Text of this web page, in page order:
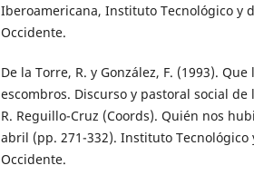
Iberoamericana, Instituto Tecnológico y
Occidente.
De la Torre, R. y González, F. (1993).
escombros. Discurso y pastoral social de
R. Reguillo-Cruz (Coords). Quién nos
abril (pp. 271-332). Instituto Tecnológico
Occidente.